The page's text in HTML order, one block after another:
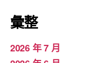
彙整
2026 年 7 月